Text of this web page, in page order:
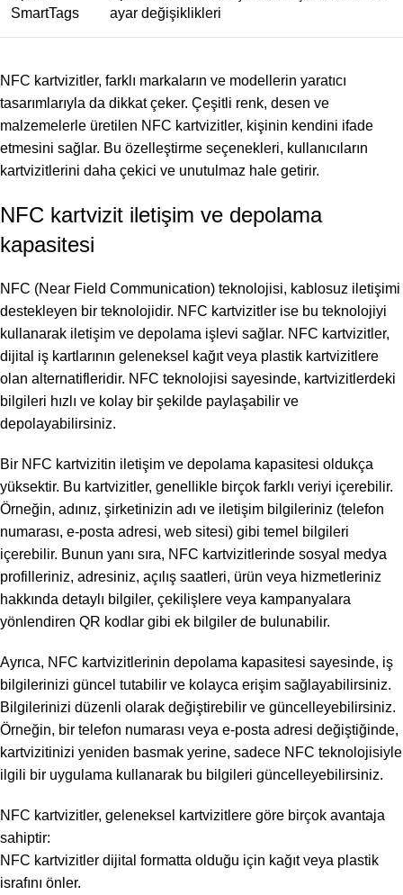
SmartTags
ayar değişiklikleri
NFC kartvizitler, farklı markaların ve modellerin yaratıcı
tasarımlarıyla da dikkat çeker. Çeşitli renk, desen ve
malzemelerle üretilen NFC kartvizitler, kişinin kendini ifade
etmesini sağlar. Bu özelleştirme seçenekleri, kullanıcıların
kartvizitlerini daha çekici ve unutulmaz hale getirir.
NFC kartvizit iletişim ve depolama
kapasitesi
NFC (Near Field Communication) teknolojisi, kablosuz iletişimi
destekleyen bir teknolojidir. NFC kartvizitler ise bu teknolojiyi
kullanarak iletişim ve depolama işlevi sağlar. NFC kartvizitler,
dijital iş kartlarının geleneksel kağıt veya plastik kartvizitlere
olan alternatifleridir. NFC teknolojisi sayesinde, kartvizitlerdeki
bilgileri hızlı ve kolay bir şekilde paylaşabilir ve
depolayabilirsiniz.
Bir NFC kartvizitin iletişim ve depolama kapasitesi oldukça
yüksektir. Bu kartvizitler, genellikle birçok farklı veriyi içerebilir.
Örneğin, adınız, şirketinizin adı ve iletişim bilgileriniz (telefon
numarası, e-posta adresi, web sitesi) gibi temel bilgileri
içerebilir. Bunun yanı sıra, NFC kartvizitlerinde sosyal medya
profilleriniz, adresiniz, açılış saatleri, ürün veya hizmetleriniz
hakkında detaylı bilgiler, çekilişlere veya kampanyalara
yönlendiren QR kodlar gibi ek bilgiler de bulunabilir.
Ayrıca, NFC kartvizitlerinin depolama kapasitesi sayesinde, iş
bilgilerinizi güncel tutabilir ve kolayca erişim sağlayabilirsiniz.
Bilgilerinizi düzenli olarak değiştirebilir ve güncelleyebilirsiniz.
Örneğin, bir telefon numarası veya e-posta adresi değiştiğinde,
kartvizitinizi yeniden basmak yerine, sadece NFC teknolojisiyle
ilgili bir uygulama kullanarak bu bilgileri güncelleyebilirsiniz.
NFC kartvizitler, geleneksel kartvizitlere göre birçok avantaja
sahiptir:
NFC kartvizitler dijital formatta olduğu için kağıt veya plastik
israfını önler.